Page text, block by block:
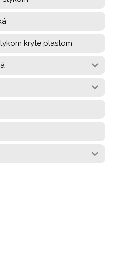
kryte plastom